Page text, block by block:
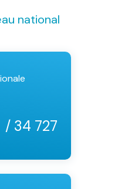
national
/ 34 727